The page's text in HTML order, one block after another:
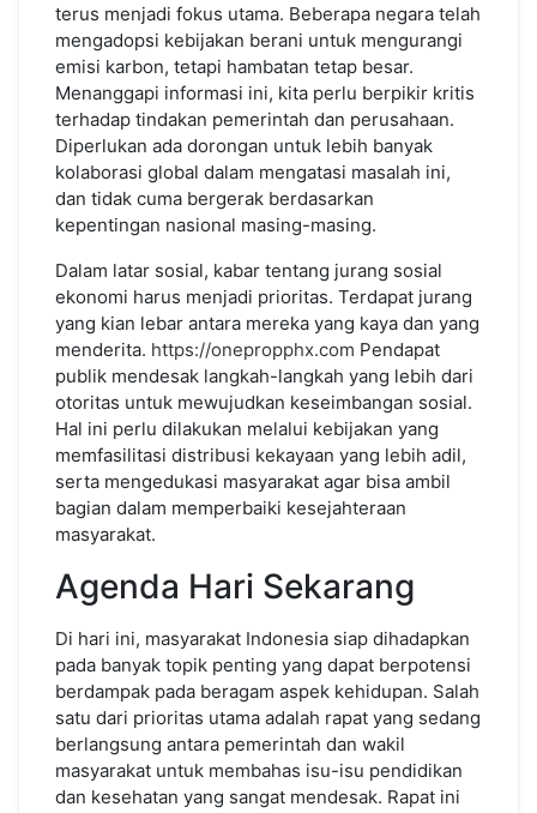
terus menjadi fokus utama. Beberapa negara telah
mengadopsi kebijakan berani untuk mengurangi
emisi karbon, tetapi hambatan tetap besar.
Menanggapi informasi ini, kita perlu berpikir kritis
terhadap tindakan pemerintah dan perusahaan.
Diperlukan ada dorongan untuk lebih banyak
kolaborasi global dalam mengatasi masalah ini,
dan tidak cuma bergerak berdasarkan
kepentingan nasional masing-masing.
Dalam latar sosial, kabar tentang jurang sosial
ekonomi harus menjadi prioritas. Terdapat jurang
yang kian lebar antara mereka yang kaya dan yang
menderita. https://onepropphx.com Pendapat
publik mendesak langkah-langkah yang lebih dari
otoritas untuk mewujudkan keseimbangan sosial.
Hal ini perlu dilakukan melalui kebijakan yang
memfasilitasi distribusi kekayaan yang lebih adil,
serta mengedukasi masyarakat agar bisa ambil
bagian dalam memperbaiki kesejahteraan
masyarakat.
Agenda Hari Sekarang
Di hari ini, masyarakat Indonesia siap dihadapkan
pada banyak topik penting yang dapat berpotensi
berdampak pada beragam aspek kehidupan. Salah
satu dari prioritas utama adalah rapat yang sedang
berlangsung antara pemerintah dan wakil
masyarakat untuk membahas isu-isu pendidikan
dan kesehatan yang sangat mendesak. Rapat ini